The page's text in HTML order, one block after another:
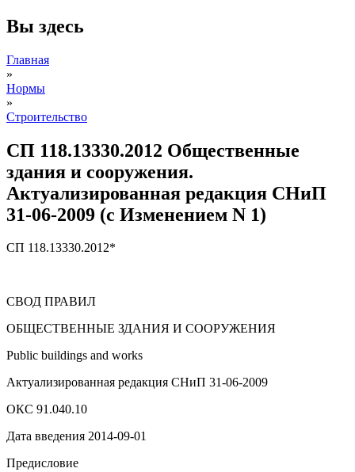
Вы здесь
Главная
»
Нормы
»
Строительство
СП 118.13330.2012 Общественные
здания и сооружения.
Актуализированная редакция СНиП
31-06-2009 (с Изменением N 1)
СП 118.13330.2012*
СВОД ПРАВИЛ
ОБЩЕСТВЕННЫЕ ЗДАНИЯ И СООРУЖЕНИЯ
Public buildings and works
Актуализированная редакция СНиП 31-06-2009
ОКС 91.040.10
Дата введения 2014-09-01
Предисловие